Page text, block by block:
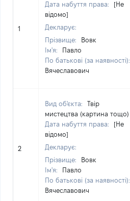
1
Дата набуття права:
[Не
відомо]
Декларує:
Прізвище:
Вовк
Ім'я:
Павло
По батькові (за наявності):
Вячеславович
2
Вид об'єкта:
Твір
мистецтва (картина тощо)
Дата набуття права:
[Не
відомо]
Декларує:
Прізвище:
Вовк
Ім'я:
Павло
По батькові (за наявності):
Вячеславович